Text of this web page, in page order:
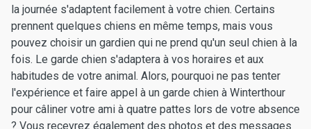
la journée s'adaptent facilement à votre chien. Certains
prennent quelques chiens en même temps, mais vous
pouvez choisir un gardien qui ne prend qu'un seul chien à la
fois. Le garde chien s'adaptera à vos horaires et aux
habitudes de votre animal. Alors, pourquoi ne pas tenter
l'expérience et faire appel à un garde chien à Winterthour
pour câliner votre ami à quatre pattes lors de votre absence
? Vous recevrez également des photos et des messages